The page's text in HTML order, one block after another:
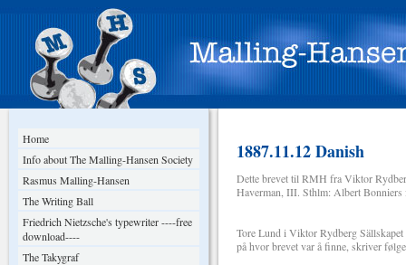
Home
Info about The Malling-Hansen Society
Rasmus Malling-Hansen
The Writing Ball
Friedrich Nietzsche's typewriter ----free
download----
The Takygraf
1887.11.12 Danish
Dette brevet til RMH fra Viktor
Haverman, III. Sthlm: Albert Bonniers
Tore Lund i Viktor Rydberg
på hvor brevet var å finne, skriver